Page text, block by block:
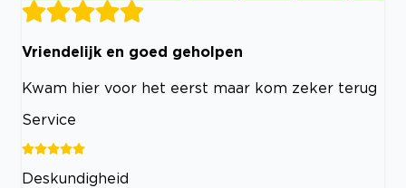
Vriendelijk en goed geholpen
Kwam hier voor het eerst maar kom zeker terug
Service
Deskundigheid